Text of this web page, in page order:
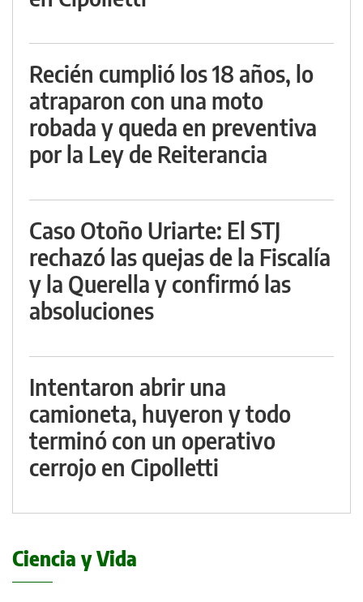
Recién cumplió los 18 años, lo
atraparon con una moto
robada y queda en preventiva
por la Ley de Reiterancia
Caso Otoño Uriarte: El STJ
rechazó las quejas de la Fiscalía
y la Querella y confirmó las
absoluciones
Intentaron abrir una
camioneta, huyeron y todo
terminó con un operativo
cerrojo en Cipolletti
Ciencia y Vida